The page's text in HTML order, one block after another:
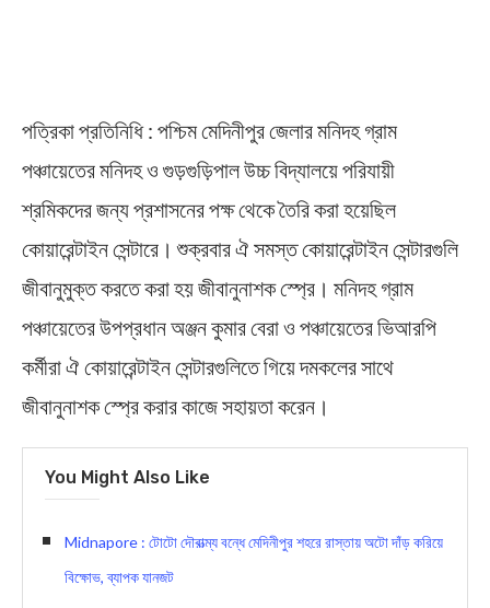
পত্রিকা প্রতিনিধি : পশ্চিম মেদিনীপুর জেলার মনিদহ গ্রাম
পঞ্চায়েতের মনিদহ ও গুড়গুড়িপাল উচ্চ বিদ্যালয়ে পরিযায়ী
শ্রমিকদের জন্য প্রশাসনের পক্ষ থেকে তৈরি করা হয়েছিল
কোয়ারেন্টাইন সেন্টারে। শুক্রবার ঐ সমস্ত কোয়ারেন্টাইন সেন্টারগুলি
জীবানুমুক্ত করতে করা হয় জীবানুনাশক স্প্রে। মনিদহ গ্রাম
পঞ্চায়েতের উপপ্রধান অঞ্জন কুমার বেরা ও পঞ্চায়েতের ভিআরপি
কর্মীরা ঐ কোয়ারেন্টাইন সেন্টারগুলিতে গিয়ে দমকলের সাথে
জীবানুনাশক স্প্রে করার কাজে সহায়তা করেন।
You Might Also Like
Midnapore : টোটো দৌরাত্ম্য বন্ধে মেদিনীপুর শহরে রাস্তায় অটো দাঁড় করিয়ে
বিক্ষোভ, ব্যাপক যানজট